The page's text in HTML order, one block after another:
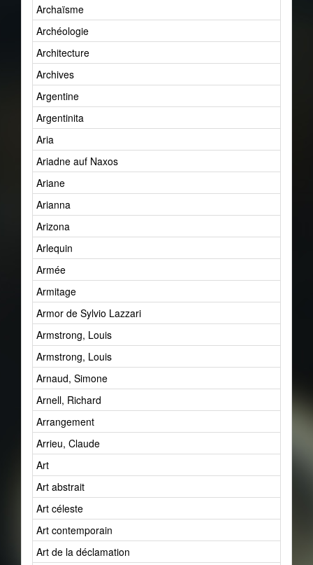
Archaïsme
Archéologie
Architecture
Archives
Argentine
Argentinita
Aria
Ariadne auf Naxos
Ariane
Arianna
Arizona
Arlequin
Armée
Armitage
Armor de Sylvio Lazzari
Armstrong, Louis
Armstrong, Louis
Arnaud, Simone
Arnell, Richard
Arrangement
Arrieu, Claude
Art
Art abstrait
Art céleste
Art contemporain
Art de la déclamation